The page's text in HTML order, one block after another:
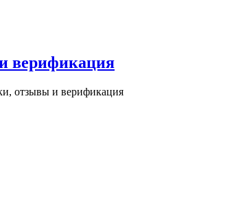
верификация
отзывы и верификация